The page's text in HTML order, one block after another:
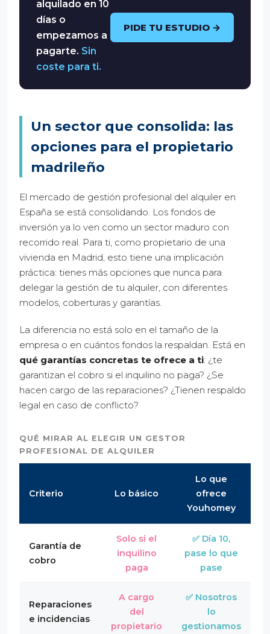
alquilado en 10
días o
empezamos a
pagarte. Sin
coste para ti.
PIDE TU ESTUDIO →
Un sector que consolida: las
opciones para el propietario
madrileño
El mercado de gestión profesional del alquiler en
España se está consolidando. Los fondos de
inversión ya lo ven como un sector maduro con
recorrido real. Para ti, como propietario de una
vivienda en Madrid, esto tiene una implicación
práctica: tienes más opciones que nunca para
delegar la gestión de tu alquiler, con diferentes
modelos, coberturas y garantías.
La diferencia no está solo en el tamaño de la
empresa o en cuántos fondos la respaldan. Está en
qué garantías concretas te ofrece a ti: ¿te
garantizan el cobro si el inquilino no paga? ¿Se
hacen cargo de las reparaciones? ¿Tienen respaldo
legal en caso de conflicto?
QUÉ MIRAR AL ELEGIR UN GESTOR
PROFESIONAL DE ALQUILER
Criterio Lo básico
Lo que
ofrece
Youhomey
Garantía de
cobro
Solo si el
inquilino
paga
✅ Día 10,
pase lo que
pase
Reparaciones
e incidencias
A cargo
del
propietario
✅ Nosotros
lo
gestionamos